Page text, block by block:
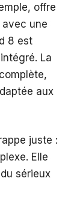
offre
une
8 est
La
aux
juste :
Elle
sérieux